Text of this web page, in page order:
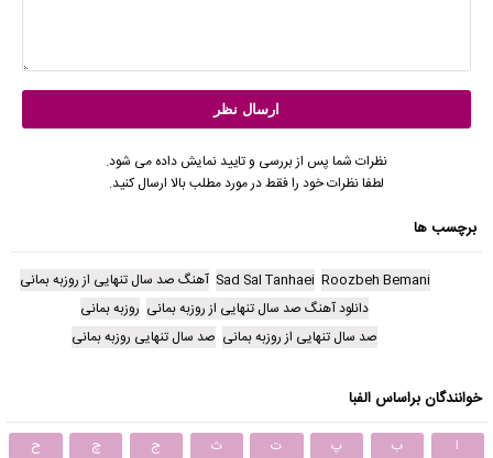
نظرات شما پس از بررسی و تایید نمایش داده می شود.
لطفا نظرات خود را فقط در مورد مطلب بالا ارسال کنید.
برچسب ها
Roozbeh Bemani
Sad Sal Tanhaei آهنگ صد سال تنهایی از روزبه بمانی
دانلود آهنگ صد سال تنهایی از روزبه بمانی روزبه بمانی
صد سال تنهایی از روزبه بمانی صد سال تنهایی روزبه بمانی
خوانندگان براساس الفبا
ا ب پ ت ث ج چ
ح